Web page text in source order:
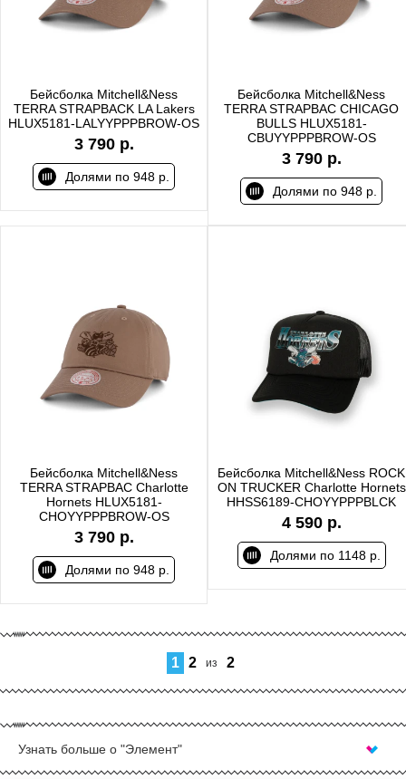
Бейсболка Mitchell&Ness
TERRA STRAPBACK LA Lakers
HLUX5181-LALYYPPPBROW-OS
3 790 р.
Долями по 948 р.
Бейсболка Mitchell&Ness
TERRA STRAPBAC CHICAGO
BULLS HLUX5181-
CBUYYPPPBROW-OS
3 790 р.
Долями по 948 р.
Бейсболка Mitchell&Ness
TERRA STRAPBAC Charlotte
Hornets HLUX5181-
CHOYYPPPBROW-OS
3 790 р.
Долями по 948 р.
Бейсболка Mitchell&Ness ROCK
ON TRUCKER Charlotte Hornets
HHSS6189-CHOYYPPPBLCK
4 590 р.
Долями по 1148 р.
1 2 из 2
Узнать больше о "Элемент"